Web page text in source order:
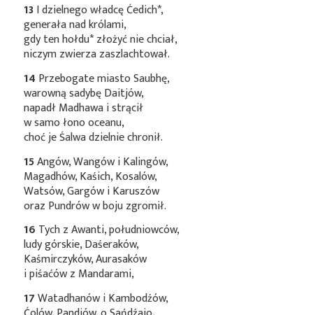
13I dzielnego władcęĆedich*,
generała nad królami,
gdy tenhołdu*złożyć nie chciał,
niczym zwierza zaszlachtował.
14 Przebogate miasto Saubhę,
warowną sadybę Daitjów,
napadł Madhawa i strącił
w samo łono oceanu,
choć je Śalwa dzielnie chronił.
15Angów, Wangów i Kalingów,
Magadhów, Kaśich, Kosalów,
Watsów, Gargów i Karuszów
oraz Pundrów w boju zgromił.
16 Tych z Awanti, południowców,
ludy górskie, Daśeraków,
Kaśmirczyków, Aurasaków
i piśaćów z Mandarami,
17Watadhanów i Kambodźów,